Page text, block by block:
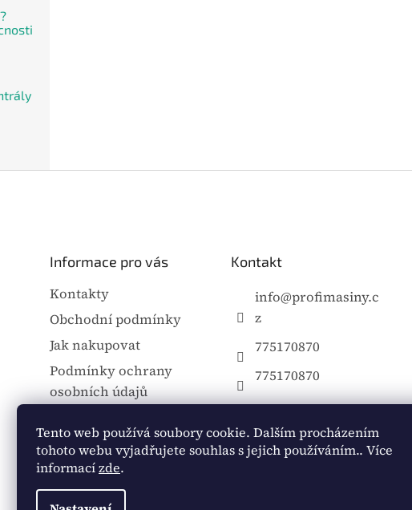
Tento web používá soubory cookie. Dalším procházením
tohoto webu vyjadřujete souhlas s jejich používáním.. Více
informacízde.
Informace pro vás
Kontakty
Obchodní podmínky
Jak nakupovat
Podmínky ochrany
osobních údajů
Reklamace
Kontakt
info@profimasiny.c
z
775170870
775170870